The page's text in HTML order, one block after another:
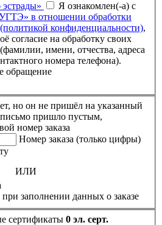
эстрады»
Я ознакомлен(-а) с
в отношении обработки
конфиденциальности),
согласие на обработку своих
имени, отчества, адреса
номера телефона).
обращение
но он не пришёл на указанный
письмо пришло пустым,
номер заказа
Номер заказа (только цифры)
ИЛИ
заполнении данных о заказе
сертификаты 0 эл. серт.